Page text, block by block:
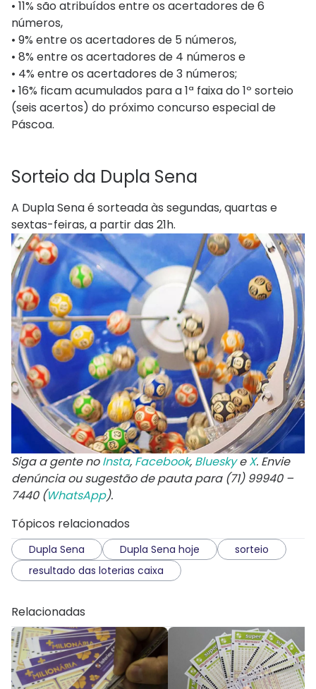
• 11% são atribuídos entre os acertadores de 6
números,
• 9% entre os acertadores de 5 números,
• 8% entre os acertadores de 4 números e
• 4% entre os acertadores de 3 números;
• 16% ficam acumulados para a 1ª faixa do 1º sorteio
(seis acertos) do próximo concurso especial de
Páscoa.
Sorteio​​ da Dupla Sena
A Dupla Sena é sorteada às segundas, quartas e
sextas-feiras, a partir das 21h.
Siga a gente noInsta, Facebook, BlueskyeX. Envie
denúncia ou sugestão de pauta para (71) 99940 –
7440 (WhatsApp).
Tópicos relacionados
Dupla Sena Dupla Sena hoje
sorteio
resultado das loterias caixa
Relacionadas